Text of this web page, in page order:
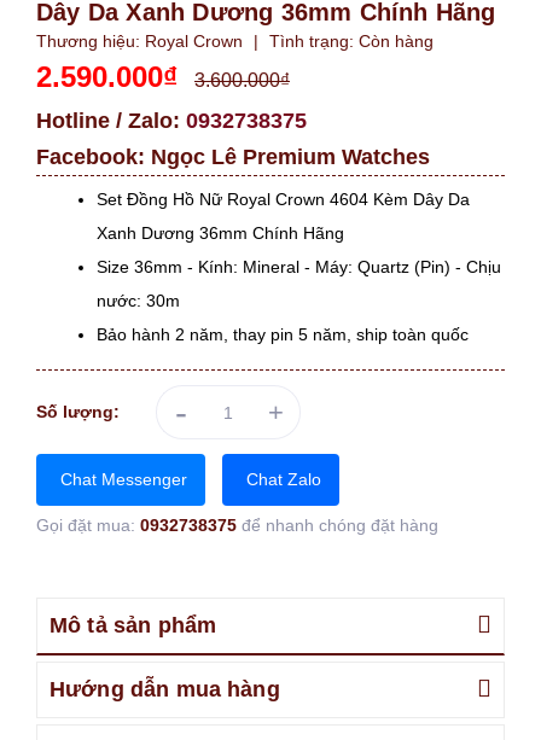
Dây Da Xanh Dương 36mm Chính Hãng
Thương hiệu: Royal Crown | Tình trạng: Còn hàng
2.590.000₫ 3.600.000₫
Hotline / Zalo: 0932738375
Facebook: Ngọc Lê Premium Watches
Set Đồng Hồ Nữ Royal Crown 4604 Kèm Dây Da
Xanh Dương 36mm Chính Hãng
Size 36mm - Kính: Mineral - Máy: Quartz (Pin) - Chịu
nước: 30m
Bảo hành 2 năm, thay pin 5 năm, ship toàn quốc
Số lượng: - +
Chat Messenger Chat Zalo
Gọi đặt mua: 0932738375 để nhanh chóng đặt hàng
Mô tả sản phẩm
Hướng dẫn mua hàng